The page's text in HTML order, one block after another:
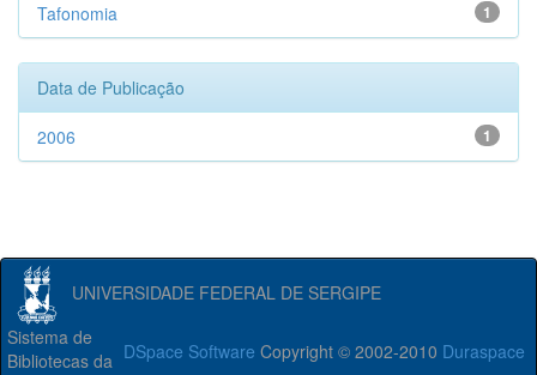
1
Tafonomia
Data de Publicação
1
2006
UNIVERSIDADE FEDERAL DE SERGIPE
DSpace Software Copyright © 2002-2010 Duraspace
Sistema de
Bibliotecas da